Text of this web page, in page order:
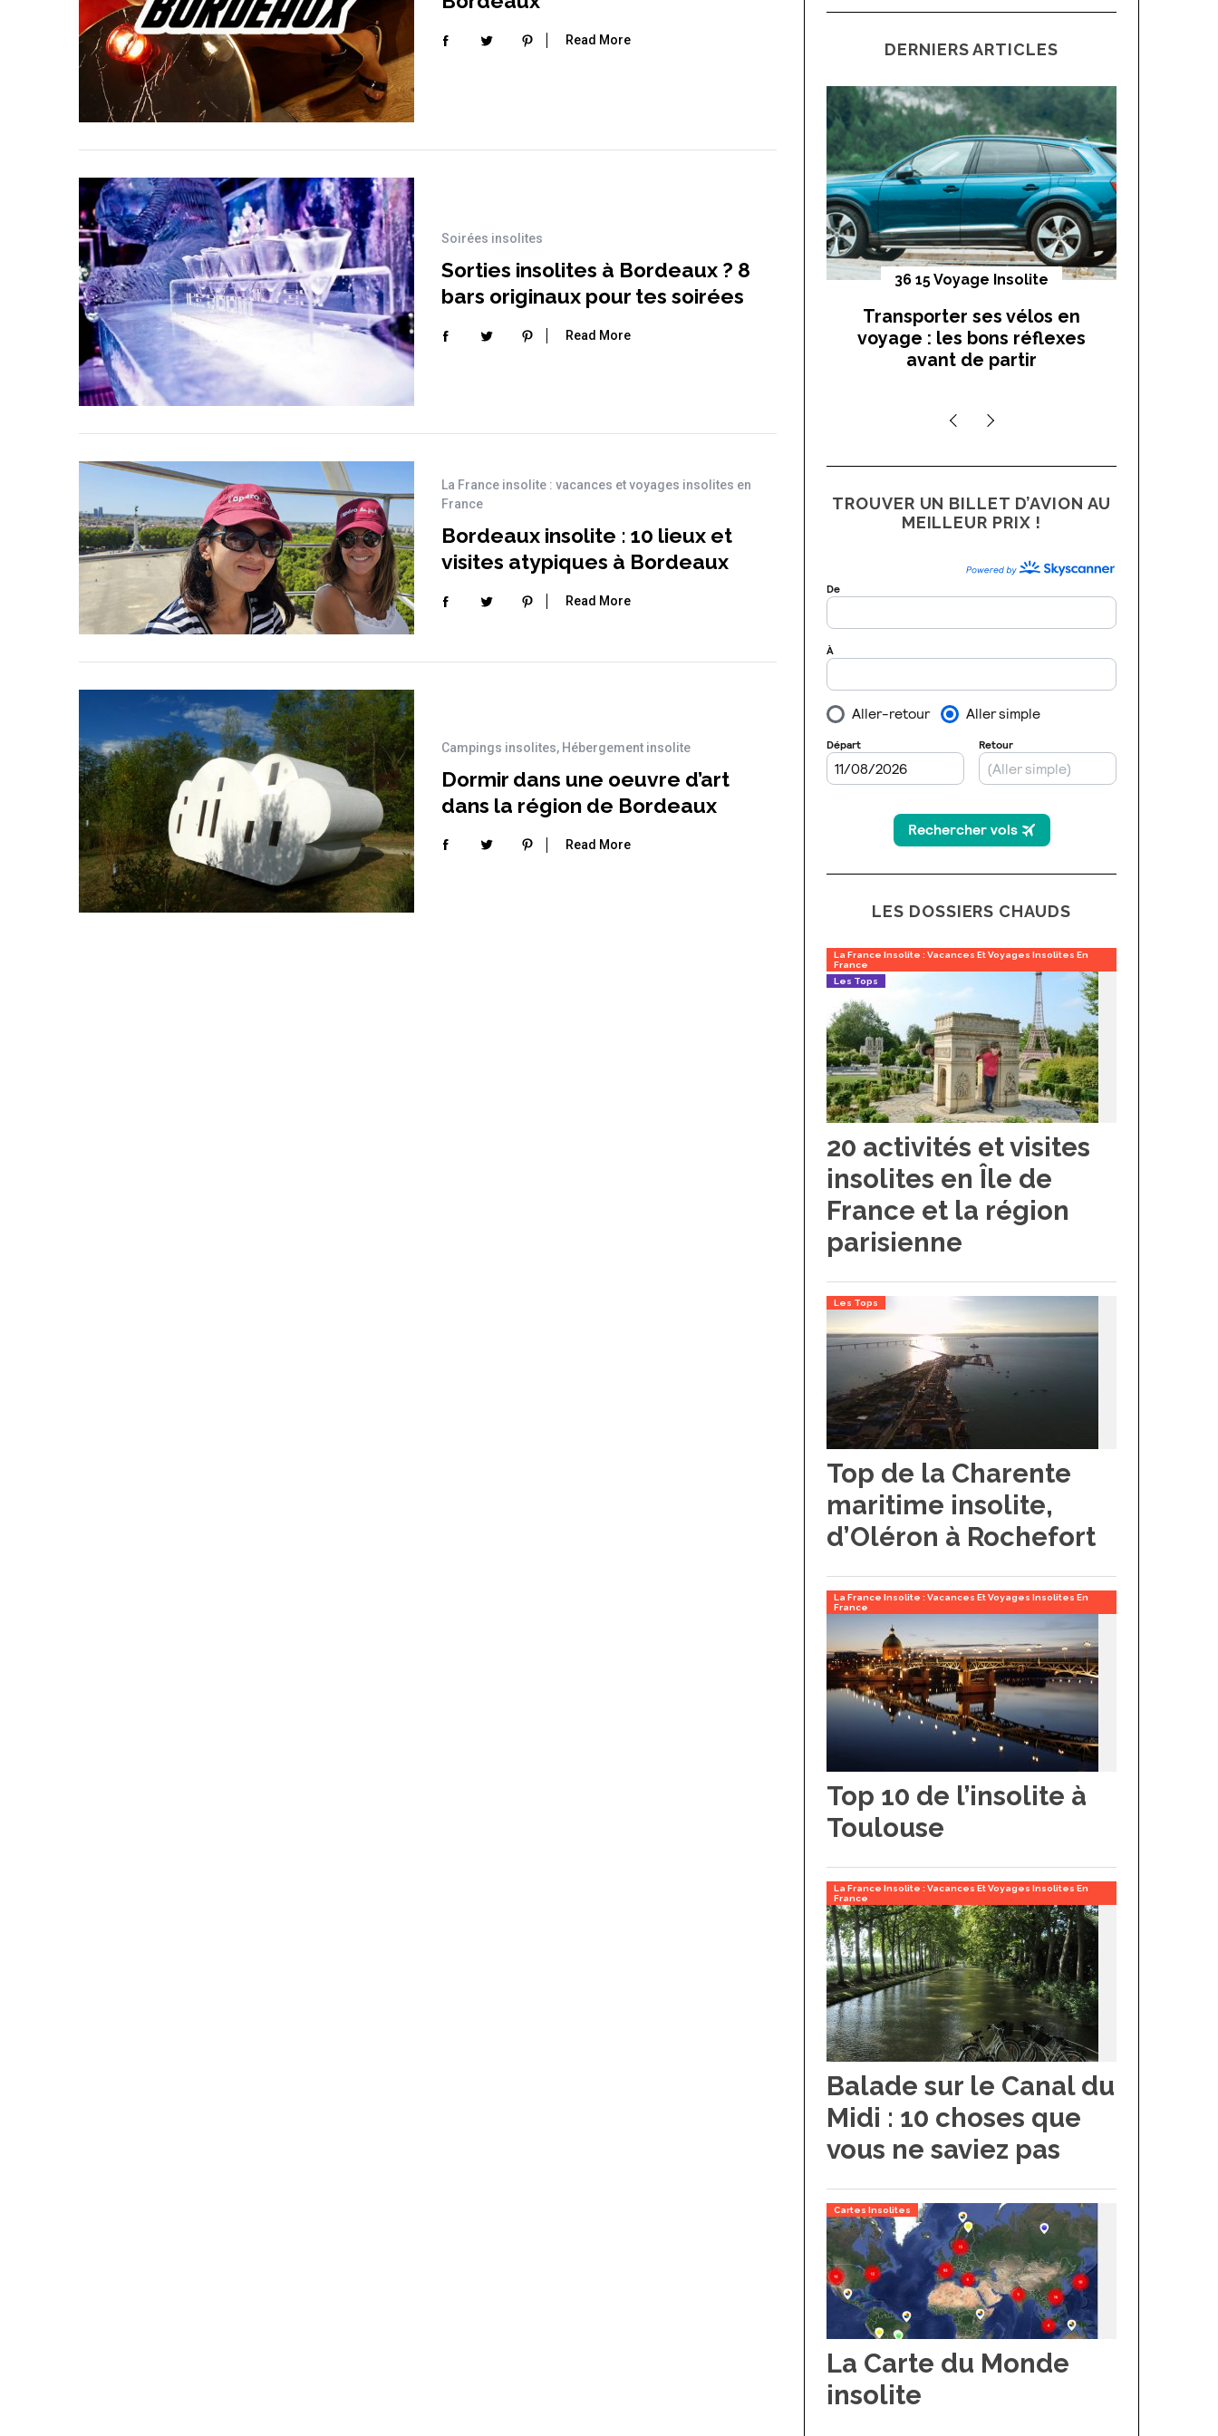
Read More
Soirées insolites
Sorties insolites à Bordeaux ? 8
bars originaux pour tes soirées
Read More
La France insolite : vacances et voyages insolites en
France
Bordeaux insolite : 10 lieux et
visites atypiques à Bordeaux
Read More
Campings insolites, Hébergement insolite
Dormir dans une oeuvre d’art
dans la région de Bordeaux
Read More
f
o
r
:
C
DERNIERS ARTICLES
Voyage au Japon
On a testé à un café à
cochons nains à Tokyo
La France insolite : vacances et
voyages insolites en France
Top 10 des activités et
36 15 Voyage Insolite
Transporter ses vélos en
voyage : les bons réflexes
avant de partir
TROUVER UN BILLET D’AVION AU
MEILLEUR PRIX !
LES DOSSIERS CHAUDS
La France Insolite : Vacances Et Voyages Insolites En
France
Les Tops
20 activités et visites
insolites en Île de
France et la région
parisienne
Les Tops
Top de la Charente
maritime insolite,
d’Oléron à Rochefort
La France Insolite : Vacances Et Voyages Insolites En
France
Top 10 de l’insolite à
Toulouse
La France Insolite : Vacances Et Voyages Insolites En
France
Balade sur le Canal du
Midi : 10 choses que
vous ne saviez pas
Cartes Insolites
La Carte du Monde
insolite